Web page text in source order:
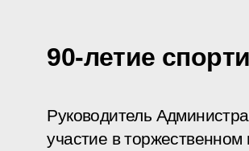
90-летие
Руководитель
участие в